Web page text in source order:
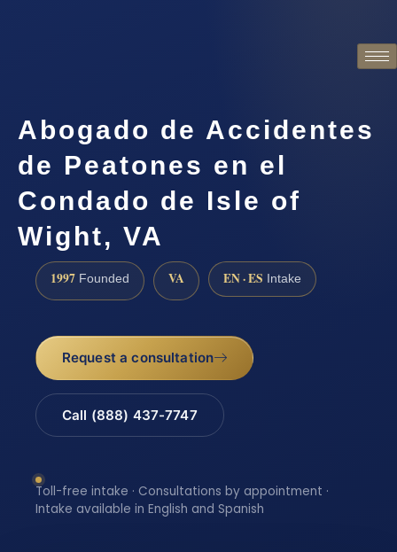
Abogado de Accidentes
de Peatones en el
Condado de Isle of
Wight, VA
1997 Founded VA EN · ES Intake
Request a consultation
Call (888) 437-7747
Toll-free intake · Consultations by appointment ·
Intake available in English and Spanish